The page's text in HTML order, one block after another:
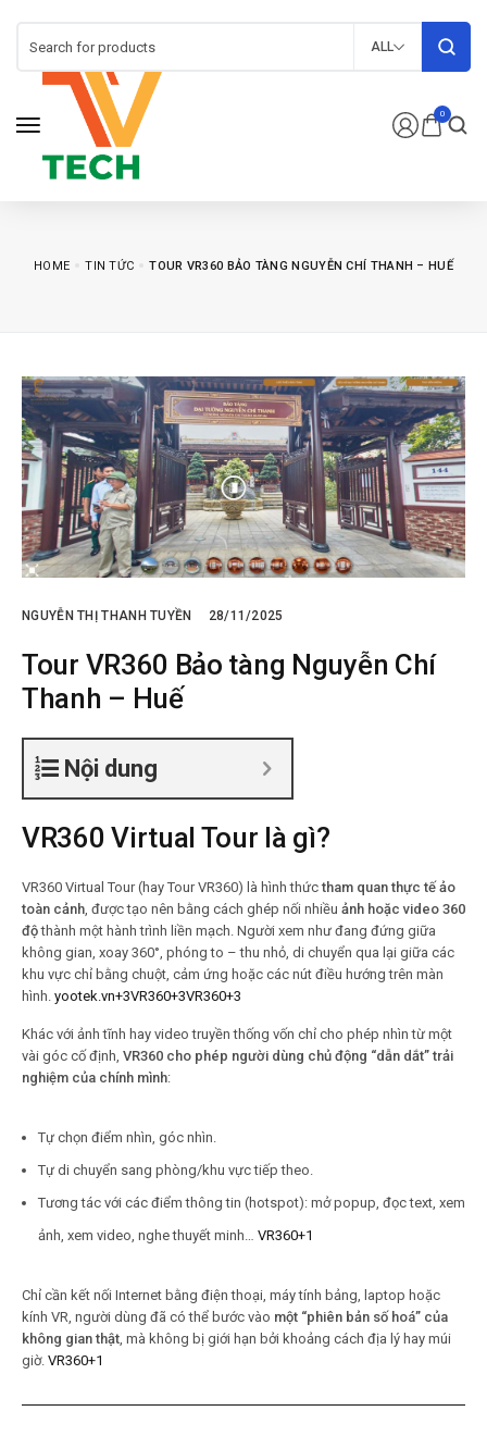
0
ALL
HOME TIN TỨC TOUR VR360 BẢO TÀNG NGUYỄN CHÍ THANH – HUẾ
NGUYỄN THỊ THANH TUYỀN 28/11/2025
Tour VR360 Bảo tàng Nguyễn Chí
Thanh – Huế
Nội dung
VR360 Virtual Tour là gì?
VR360 Virtual Tour (hay Tour VR360) là hình thức tham quan thực tế ảo
toàn cảnh , được tạo nên bằng cách ghép nối nhiều ảnh hoặc video 360
độthành một hành trình liền mạch. Người xem như đang đứng giữa
không gian, xoay 360°, phóng to – thu nhỏ, di chuyển qua lại giữa các
khu vực chỉ bằng chuột, cảm ứng hoặc các nút điều hướng trên màn
hình. yootek.vn+3VR360+3VR360+3
Khác với ảnh tĩnh hay video truyền thống vốn chỉ cho phép nhìn từ một
vài góc cố định, VR360 cho phép người dùng chủ động “dẫn dắt” trải
nghiệm của chính mình:
Tự chọn điểm nhìn, góc nhìn.
Tự di chuyển sang phòng/khu vực tiếp theo.
Tương tác với các điểm thông tin (hotspot): mở popup, đọc text, xem
ảnh, xem video, nghe thuyết minh… VR360+1
Chỉ cần kết nối Internet bằng điện thoại, máy tính bảng, laptop hoặc
kính VR, người dùng đã có thể bước vào một “phiên bản số hoá” của
không gian thật , mà không bị giới hạn bởi khoảng cách địa lý hay múi
giờ. VR360+1